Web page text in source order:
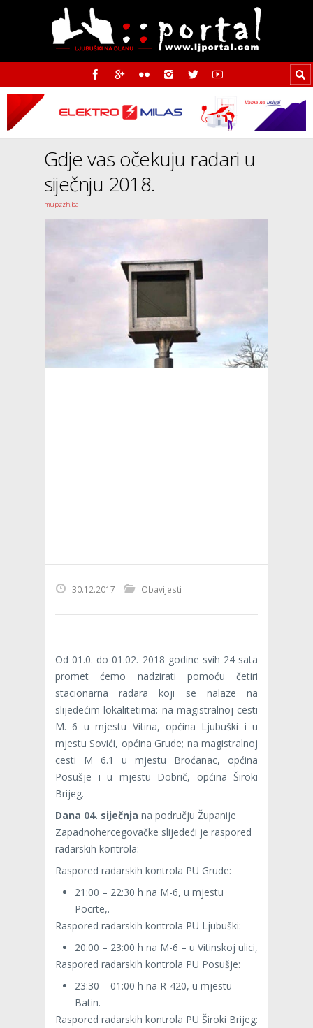
Gdje vas očekuju radari u
siječnju 2018.
mupzzh.ba
30.12.2017 Obavijesti
Od 01.0. do 01.02. 2018 godine svih 24 sata
promet ćemo nadzirati pomoću četiri
stacionarna radara koji se nalaze na
slijedećim lokalitetima: na magistralnoj cesti
M. 6 u mjestu Vitina, općina Ljubuški i u
mjestu Sovići, općina Grude; na magistralnoj
cesti M 6.1 u mjestu Broćanac, općina
Posušje i u mjestu Dobrič, općina Široki
Brijeg.
Dana 04. siječnja na području Županije
Zapadnohercegovačke slijedeći je raspored
radarskih kontrola:
Raspored radarskih kontrola PU Grude:
21:00 – 22:30 h na M-6, u mjestu
Pocrte,.
Raspored radarskih kontrola PU Ljubuški:
20:00 – 23:00 h na M-6 – u Vitinskoj ulici,
Raspored radarskih kontrola PU Posušje:
23:30 – 01:00 h na R-420, u mjestu
Batin.
Raspored radarskih kontrola PU Široki Brijeg: